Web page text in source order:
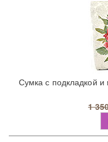
Сумка с подкладкой
1